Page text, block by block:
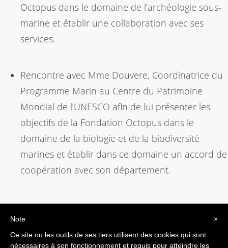
Octopus dans le domaine de l’archéologie sous-
marine et établir une collaboration avec ses
services.
Rencontre avec Mme Douvere, Coordinatrice du
Programme Marin au Centre du Patrimoine
Mondial de l’UNESCO afin de lui présenter les
objectifs de la Fondation Octopus dans le
domaine de la biologie et de la biodiversité
marines et établir dans ce domaine un accord de
coopération avec son département.
×
Note
Ce site ou les outils de ses tiers utilisent des cookies qui sont
nécessaires à son fonctionnement et requis pour atteindre les